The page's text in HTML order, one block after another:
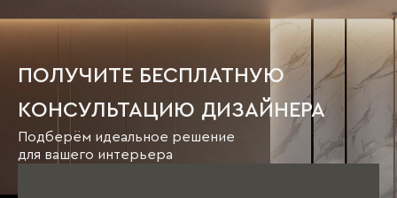
ПОЛУЧИТЕ БЕСПЛАТНУЮ
КОНСУЛЬТАЦИЮ ДИЗАЙНЕРА
Подберём идеальное решение
для вашего интерьера